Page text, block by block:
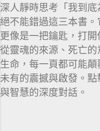
深人靜時思考「我到
絕不能錯過這三本書。
更像是一把鑰匙，打
從靈魂的來源、死亡
生命，每一頁都可能
未有的震撼與啟發。
與智慧的深度對話。